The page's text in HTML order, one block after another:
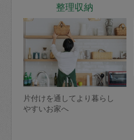
整理収納
片付けを通してより暮らし
やすいお家へ